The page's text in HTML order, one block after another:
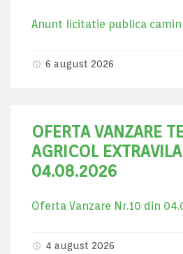
Anunt licitatie publica camin
6 august 2026
OFERTA VANZARE
AGRICOL
04.08.2026
Oferta Vanzare Nr.10 din
4 august 2026